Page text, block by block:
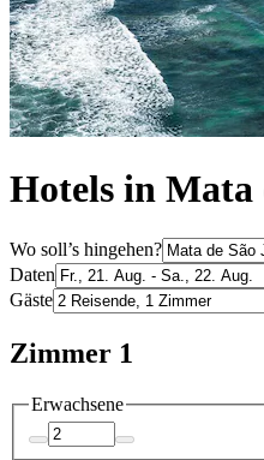
Hotels in Mata
Wo soll’s hingehen?
Daten
Gäste
Zimmer 1
Erwachsene